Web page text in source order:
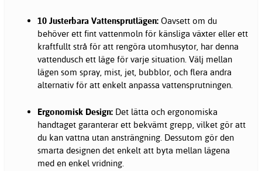
10 Justerbara Vattensprutlägen: Oavsett om du
behöver ett fint vattenmoln för känsliga växter eller ett
kraftfullt strå för att rengöra utomhusytor, har denna
vattendusch ett läge för varje situation. Välj mellan
lägen som spray, mist, jet, bubblor, och flera andra
alternativ för att enkelt anpassa vattensprutningen.
Ergonomisk Design: Det lätta och ergonomiska
handtaget garanterar ett bekvämt grepp, vilket gör att
du kan vattna utan ansträngning. Dessutom gör den
smarta designen det enkelt att byta mellan lägena
med en enkel vridning.